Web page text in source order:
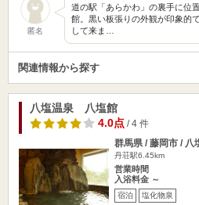
匿名
道の駅「あらかわ」の裏手に位
館。黒い板張りの外観が印象的
して来ま…
関連情報から探す
八塩温泉 八塩館
4.0点/ 4 件
群馬県 / 藤岡市 / 八
丹荘駅6.45km
営業時間
入浴料金 ～
宿泊 塩化物泉